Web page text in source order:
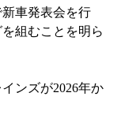
車発表会を行
組むことを明ら
ンズが2026年か